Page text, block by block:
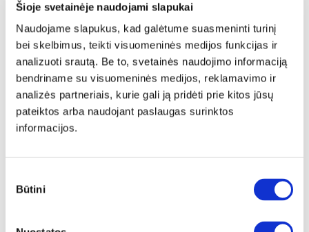
Šioje svetainėje naudojami slapukai
Naudojame slapukus, kad galėtume suasmeninti turinį
bei skelbimus, teikti visuomeninės medijos funkcijas ir
analizuoti srautą. Be to, svetainės naudojimo informaciją
bendriname su visuomeninės medijos, reklamavimo ir
analizės partneriais, kurie gali ją pridėti prie kitos jūsų
pateiktos arba naudojant paslaugas surinktos
informacijos.
pasirinkimas
BūtiniIŠPARDAVIMAS